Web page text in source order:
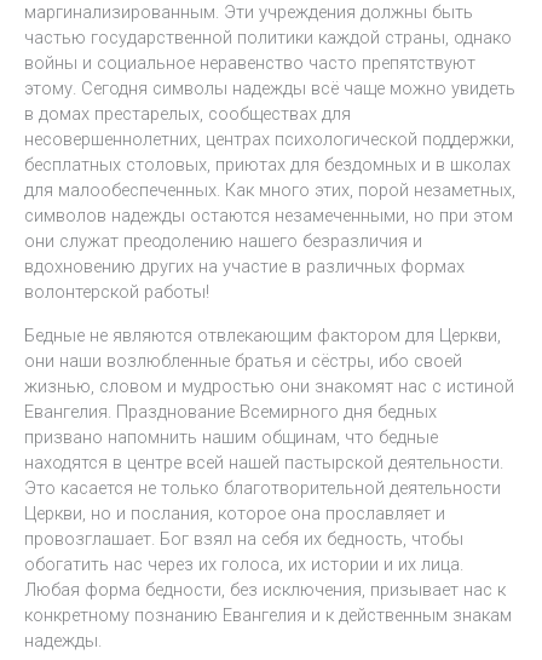
маргинализированным. Эти учреждения должны быть
частью государственной политики каждой страны, однако
войны и социальное неравенство часто препятствуют
этому. Сегодня символы надежды всё чаще можно увидеть
в домах престарелых, сообществах для
несовершеннолетних, центрах психологической поддержки,
бесплатных столовых, приютах для бездомных и в школах
для малообеспеченных. Как много этих, порой незаметных,
символов надежды остаются незамеченными, но при этом
они служат преодолению нашего безразличия и
вдохновению других на участие в различных формах
волонтерской работы!
Бедные не являются отвлекающим фактором для Церкви,
они наши возлюбленные братья и сёстры, ибо своей
жизнью, словом и мудростью они знакомят нас с истиной
Евангелия. Празднование Всемирного дня бедных
призвано напомнить нашим общинам, что бедные
находятся в центре всей нашей пастырской деятельности.
Это касается не только благотворительной деятельности
Церкви, но и послания, которое она прославляет и
провозглашает. Бог взял на себя их бедность, чтобы
обогатить нас через их голоса, их истории и их лица.
Любая форма бедности, без исключения, призывает нас к
конкретному познанию Евангелия и к действенным знакам
надежды.